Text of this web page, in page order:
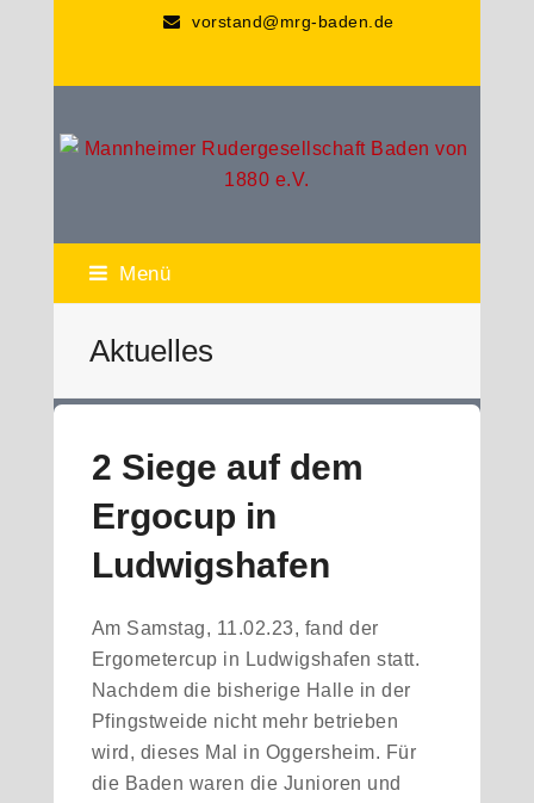
vorstand@mrg-baden.de
Menü
Aktuelles
2 Siege auf dem
Ergocup in
Ludwigshafen
Am Samstag, 11.02.23, fand der
Ergometercup in Ludwigshafen statt.
Nachdem die bisherige Halle in der
Pfingstweide nicht mehr betrieben
wird, dieses Mal in Oggersheim. Für
die Baden waren die Junioren und